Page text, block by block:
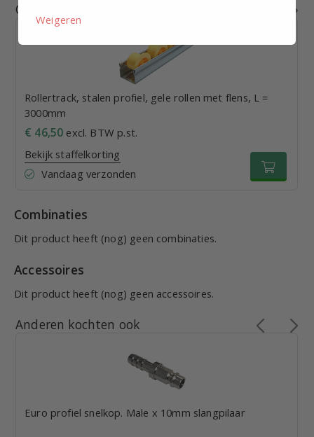
Gerelateerde producten
Rollertrack, stalen profiel, gele rollen met flens, L =
3000mm
€ 46,50 excl. BTW p.st.
Bekijk staffelkorting
Vandaag verzonden
Combinaties
Dit product heeft (nog) geen combinaties.
Accessoires
Dit product heeft (nog) geen accessoires.
Anderen kochten ook
Euro profiel snelkop. Male x 10mm slangpilaar
Weigeren